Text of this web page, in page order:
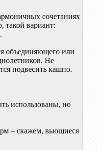
сочетаниях
такой вариант:
объединяющего или
Не
подвесить кашпо.
использованы, но
– скажем, вьющиеся